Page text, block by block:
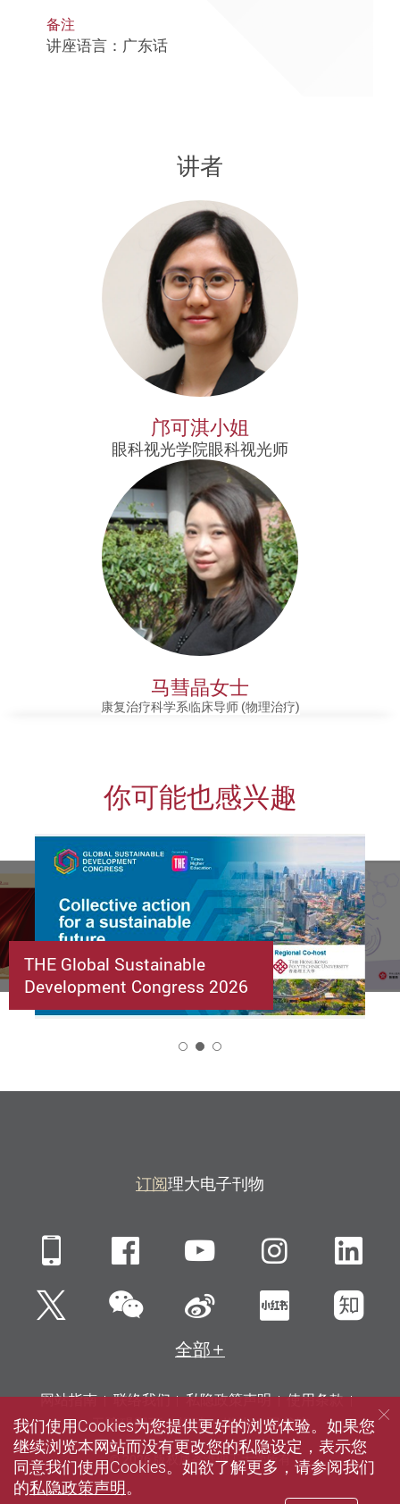
备注
讲座语言：广东话
讲者
邝可淇小姐
眼科视光学院眼科视光师
马彗晶女士
康复治疗科学系临床导师(物理治疗)
你可能也感兴趣
THE Global Sustainable
Development Congress 2026
订阅理大电子刊物
Mobile FacebookYouTube
Twitter微信 新浪微博小红书知
全部
网站指南 联络我们 私隐政策声明
使用条款
无障碍网页
招聘 媒体 图书馆
© 2026 版权属香港理工大学所有
我们使用Cookies为您提供更好的浏览体验。如果您
继续浏览本网站而没有更改您的私隐设定，表示您
同意我们使用Cookies。如欲了解更多，请参阅我们
的私隐政策声明。